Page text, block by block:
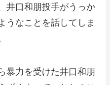
井口和朋投手がうっか
うなことを話してしま
暴力を受けた井口和朋